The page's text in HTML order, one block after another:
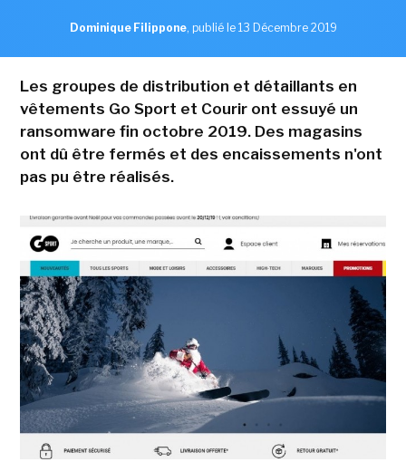
Dominique Filippone, publié le 13 Décembre 2019
Les groupes de distribution et détaillants en
vêtements Go Sport et Courir ont essuyé un
ransomware fin octobre 2019. Des magasins
ont dû être fermés et des encaissements n'ont
pas pu être réalisés.